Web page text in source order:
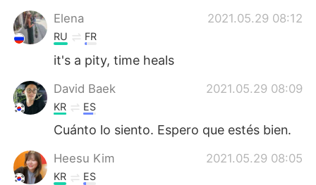
Elena 2021.05.29 08:12
RU FR
it's a pity, time heals
David Baek 2021.05.29 08:09
KR ES
Cuánto lo siento. Espero que estés bien.
Heesu Kim 2021.05.29 08:05
KR ES